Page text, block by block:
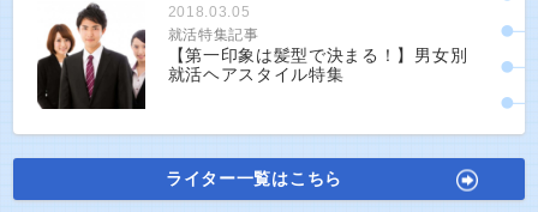
2018.03.05
就活特集記事
【第一印象は髪型で決まる！】男女別
就活ヘアスタイル特集
ライター一覧はこちら